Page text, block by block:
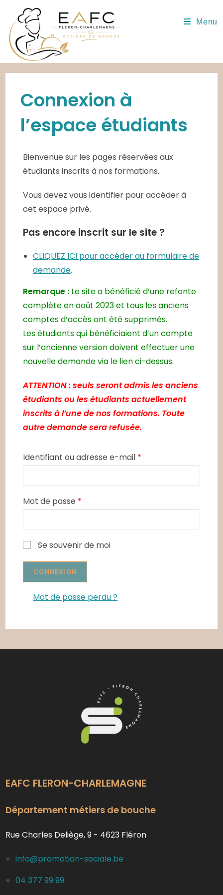
content
Menu
Connexion à
l’espace étudiants
Bienvenue sur les pages réservées aux
étudiants inscrits à nos formations.
Vous devez vous identifier pour accéder à
cet espace privé.
Pas encore inscrit sur le site ?
CLIQUEZ ICI pour accéder au formulaire de
demande.
Remarque : Le site a bénéficié d’une refonte
complète en août 2023 et tous les anciens
comptes d’accès ont été supprimés.
Les étudiants qui bénéficiaient d’un compte
sur l’ancienne version doivent effectuer une
nouvelle demande via le lien ci-dessus.
ATTENTION : seuls seront admis les anciens
étudiants ou les étudiants actuellement
inscrits à l’une de nos formations. Toute
autre demande sera refusée.
Identifiant ou adresse e-mail *
Mot de passe *
Se souvenir de moi
Mot de passe perdu ?
EAFC FLERON-CHARLEMAGNE
Département métiers de bouche
Rue Charles Deliège, 9 - 4623 Fléron
info@promotion-sociale.be
04 377 99 99